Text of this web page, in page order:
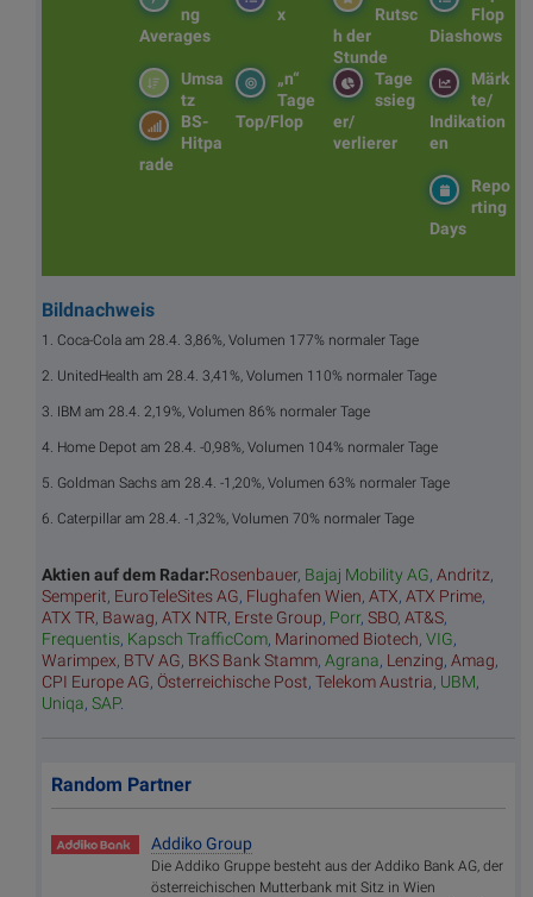
Flop
Diashows
Rutsc
h der
Stunde
x
ng
Averages
Märk
te/
Indikation
en
Tage
ssieg
er/
verlierer
„n“
Tage
Top/Flop
Umsa
tz
BS-
Hitpa
rade
Repo
rting
Days
Bildnachweis
1. Coca-Cola am 28.4. 3,86%, Volumen 177% normaler Tage
2. UnitedHealth am 28.4. 3,41%, Volumen 110% normaler Tage
3. IBM am 28.4. 2,19%, Volumen 86% normaler Tage
4. Home Depot am 28.4. -0,98%, Volumen 104% normaler Tage
5. Goldman Sachs am 28.4. -1,20%, Volumen 63% normaler Tage
6. Caterpillar am 28.4. -1,32%, Volumen 70% normaler Tage
Aktien auf dem Radar:Rosenbauer, Bajaj Mobility AG, Andritz,
Semperit, EuroTeleSites AG, Flughafen Wien, ATX, ATX Prime,
ATX TR, Bawag, ATX NTR, Erste Group, Porr, SBO, AT&S,
Frequentis, Kapsch TrafficCom, Marinomed Biotech, VIG,
Warimpex, BTV AG, BKS Bank Stamm, Agrana, Lenzing, Amag,
CPI Europe AG, Österreichische Post, Telekom Austria, UBM,
Uniqa, SAP.
Random Partner
Addiko Group
Die Addiko Gruppe besteht aus der Addiko Bank AG, der
österreichischen Mutterbank mit Sitz in Wien